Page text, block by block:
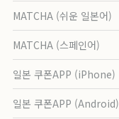
MATCHA (쉬운 일본어)
MATCHA (스페인어)
일본 쿠폰APP (iPhone)
일본 쿠폰APP (Android)